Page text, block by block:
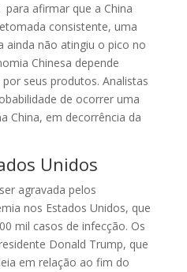
afirmar que a China
consistente, uma
ainda não atingiu o pico no
Chinesa depende
seus produtos. Analistas
de ocorrer uma
China, em decorrência da
Unidos
agravada pelos
nos Estados Unidos, que
mil casos de infecção. Os
Donald Trump, que
em relação ao fim do